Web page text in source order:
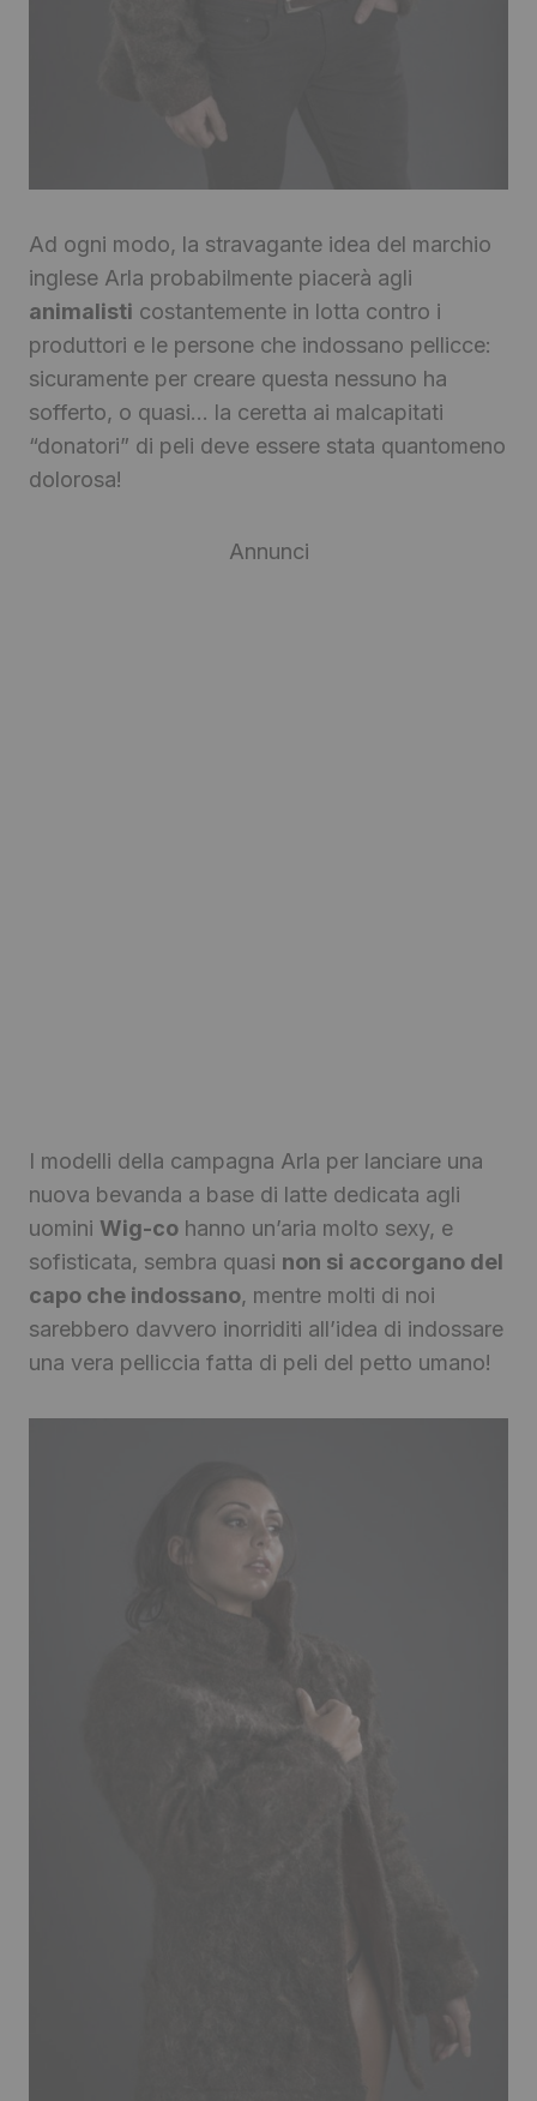
Ad ogni modo, la stravagante idea del marchio
inglese Arla probabilmente piacerà agli
animalisti costantemente in lotta contro i
produttori e le persone che indossano pellicce:
sicuramente per creare questa nessuno ha
sofferto, o quasi… la ceretta ai malcapitati
“donatori” di peli deve essere stata quantomeno
dolorosa!
Annunci
I modelli della campagna Arla per lanciare una
nuova bevanda a base di latte dedicata agli
uomini Wig-co hanno un’aria molto sexy, e
sofisticata, sembra quasi non si accorgano del
capo che indossano, mentre molti di noi
sarebbero davvero inorriditi all’idea di indossare
una vera pelliccia fatta di peli del petto umano!